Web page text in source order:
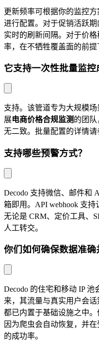
更新频率可根据你的监控
进行配置。对于促销活跃
实时的刷新间隔。对于价
率，在不牺牲覆盖面的前提
它支持一次性批量监控
支持。该管道专为大规模
展电商价格合规监测的团队
无二致。批量配置的详情请
支持哪些预警方式？
Decodo 支持微信、邮件和
箱即用。API webhook 支持
无论是 CRM、定价工具、
人工转交。
你们如何确保数据准确
Decodo 的住宅和移动 IP
来，其流量与真实用户会
都已内置于基础设施之中。
因为爬虫会自动恢复，并
的成功率。